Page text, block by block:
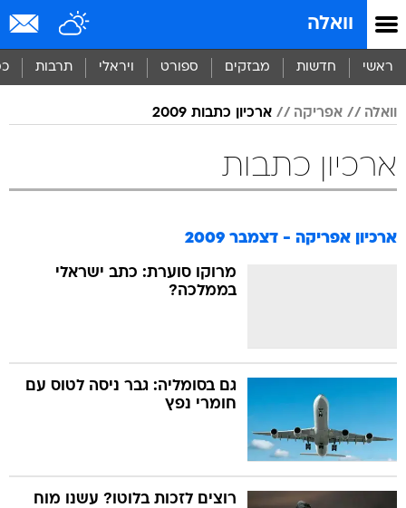
וואלה
ראשי חדשות מבזקים ספורט ויראלי תרבות
וואלה אפריקה ארכיון כתבות 2009
ארכיון כתבות
ארכיון אפריקה - דצמבר 2009
מרוקו סוערת: כתב ישראלי
בממלכה?
גם בסומליה: גבר ניסה לטוס עם
חומרי נפץ
רוצים לזכות בלוטו? עשנו מוח